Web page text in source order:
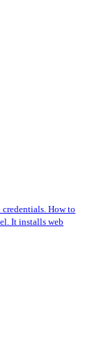
How to
It installs web